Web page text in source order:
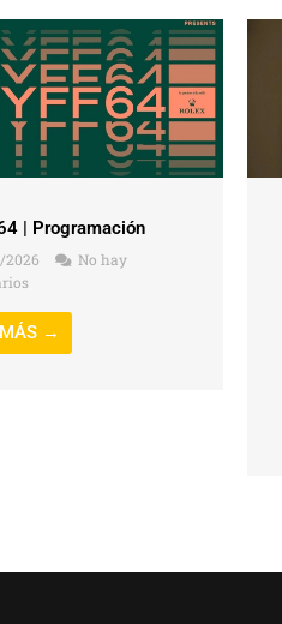
| Programación
2026
No hay
MÁS →